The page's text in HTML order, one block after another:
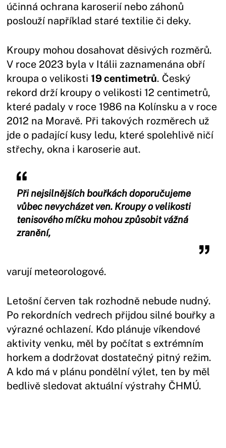
účinná ochrana karoserií nebo záhonů
poslouží například staré textilie či deky.
Kroupy mohou dosahovat děsivých rozměrů.
V roce 2023 byla v Itálii zaznamenána obří
kroupa o velikosti19 centimetrů. Český
rekord drží kroupy o velikosti 12 centimetrů,
které padaly v roce 1986 na Kolínsku a v roce
2012 na Moravě. Při takových rozměrech už
jde o padající kusy ledu, které spolehlivě ničí
střechy, okna i karoserie aut.
Při nejsilnějších bouřkách doporučujeme
vůbec nevycházet ven. Kroupy o velikosti
tenisového míčku mohou způsobit vážná
zranění,
varují meteorologové.
Letošní červen tak rozhodně nebude nudný.
Po rekordních vedrech přijdou silné bouřky a
výrazné ochlazení. Kdo plánuje víkendové
aktivity venku, měl by počítat s extrémním
horkem a dodržovat dostatečný pitný režim.
A kdo má v plánu pondělní výlet, ten by měl
bedlivě sledovat aktuální výstrahy ČHMÚ.